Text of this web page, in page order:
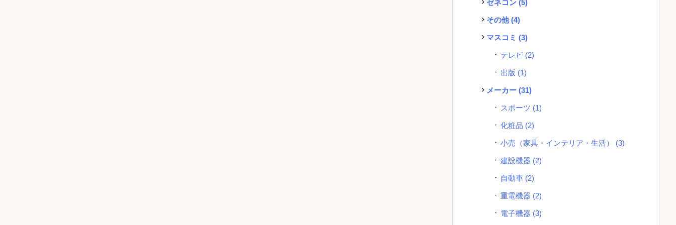
ゼネコン (5)
その他(4)
マスコミ (3)
テレビ (2)
出版 (1)
メーカー (31)
スポーツ (1)
化粧品 (2)
小売（家具・インテリア・生活） (3)
建設機器 (2)
自動車 (2)
重電機器 (2)
電子機器 (3)